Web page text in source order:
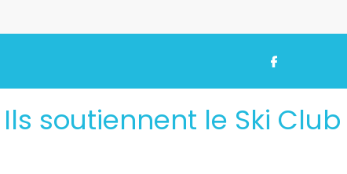
Ils soutiennent le Ski